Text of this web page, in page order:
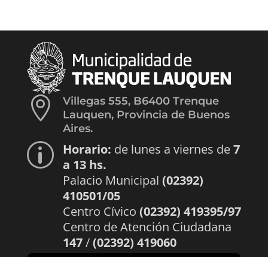

Villegas 555, B6400 Trenque
Lauquen, Provincia de Buenos
Aires.
p Horario: de lunes a viernes de7
a 13 hs.
Palacio Municipal (02392)
410501/05
Centro Cívico (02392) 419395/97
Centro de Atención Ciudadana
147/(02392) 419060